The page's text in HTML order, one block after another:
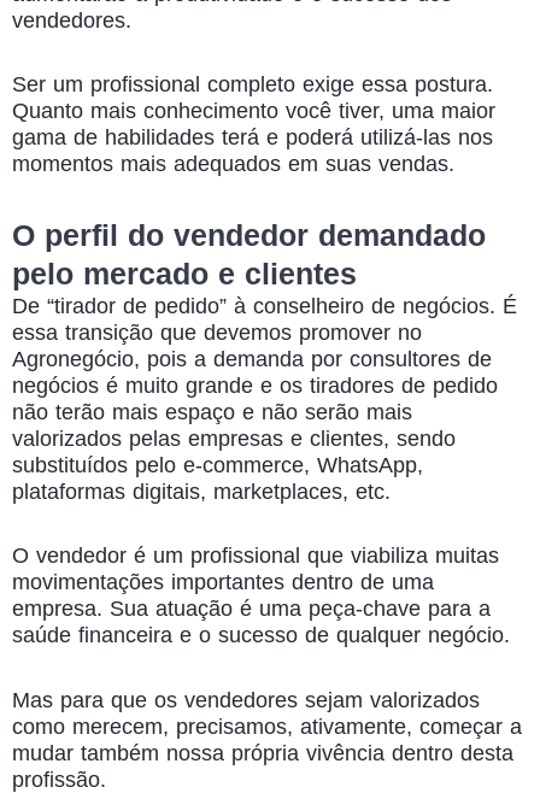
vendedores.
Ser um profissional completo exige essa postura.
Quanto mais conhecimento você tiver, uma maior
gama de habilidades terá e poderá utilizá-las nos
momentos mais adequados em suas vendas.
O perfil do vendedor demandado
pelo mercado e clientes
De “tirador de pedido” à conselheiro de negócios. É
essa transição que devemos promover no
Agronegócio, pois a demanda por consultores de
negócios é muito grande e os tiradores de pedido
não terão mais espaço e não serão mais
valorizados pelas empresas e clientes, sendo
substituídos pelo e-commerce, WhatsApp,
plataformas digitais, marketplaces, etc.
O vendedor é um profissional que viabiliza muitas
movimentações importantes dentro de uma
empresa. Sua atuação é uma peça-chave para a
saúde financeira e o sucesso de qualquer negócio.
Mas para que os vendedores sejam valorizados
como merecem, precisamos, ativamente, começar a
mudar também nossa própria vivência dentro desta
profissão.